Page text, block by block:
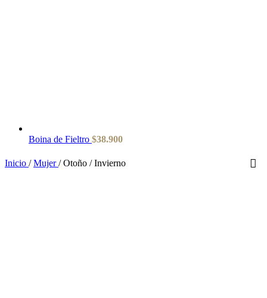
Boina de Fieltro $38.900
Inicio / Mujer/ Otoño / Invierno